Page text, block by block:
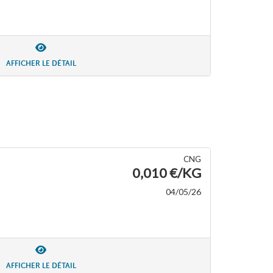
AFFICHER LE DÉTAIL
CNG
0,010 €/KG
04/05/26
AFFICHER LE DÉTAIL